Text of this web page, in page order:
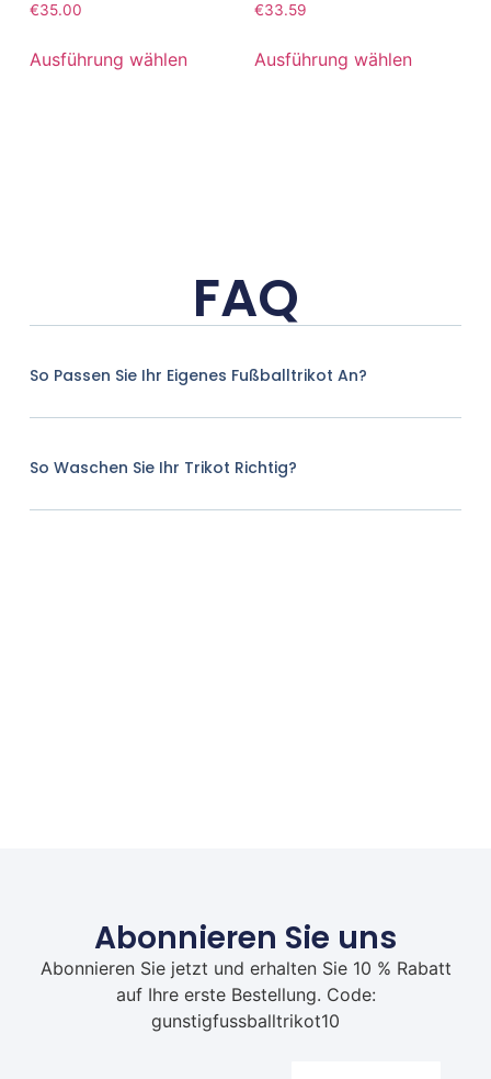
€35.00
Ausführung wählen
€33.59
Ausführung wählen
FAQ
So Passen Sie Ihr Eigenes Fußballtrikot An?
So Waschen Sie Ihr Trikot Richtig?
Abonnieren Sie uns
Abonnieren Sie jetzt und erhalten Sie 10 % Rabatt
auf Ihre erste Bestellung. Code:
gunstigfussballtrikot10